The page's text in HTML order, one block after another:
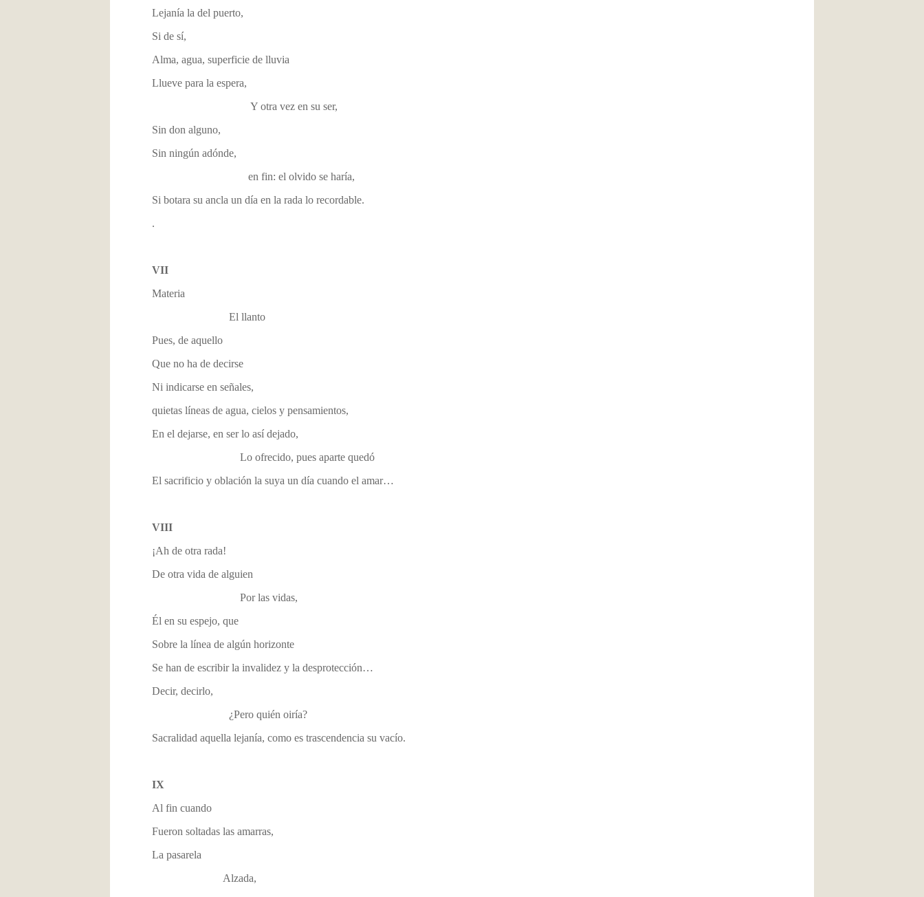
Lejanía la del puerto,
Si de sí,
Alma, agua, superficie de lluvia
Llueve para la espera,
Y otra vez en su ser,
Sin don alguno,
Sin ningún adónde,
en fin: el olvido se haría,
Si botara su ancla un día en la rada lo recordable.
.
VII
Materia
El llanto
Pues, de aquello
Que no ha de decirse
Ni indicarse en señales,
quietas líneas de agua, cielos y pensamientos,
En el dejarse, en ser lo así dejado,
Lo ofrecido, pues aparte quedó
El sacrificio y oblación la suya un día cuando el amar…
VIII
¡Ah de otra rada!
De otra vida de alguien
Por las vidas,
Él en su espejo, que
Sobre la línea de algún horizonte
Se han de escribir la invalidez y la desprotección…
Decir, decirlo,
¿Pero quién oiría?
Sacralidad aquella lejanía, como es trascendencia su vacío.
IX
Al fin cuando
Fueron soltadas las amarras,
La pasarela
Alzada,